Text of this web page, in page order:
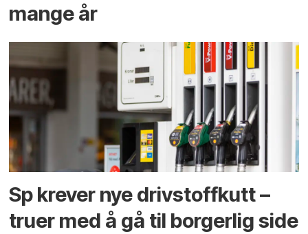
mange år
Sp krever nye drivstoffkutt –
truer med å gå til borgerlig side